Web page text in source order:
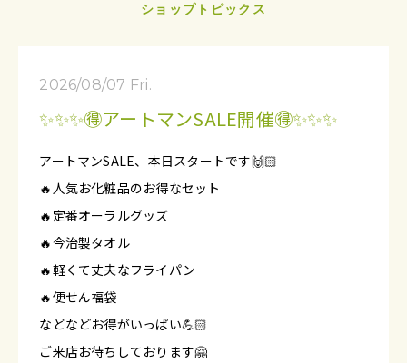
ショップトピックス
2026/08/07 Fri.
✨✨✨🉐アートマンSALE開催🉐✨✨✨
アートマンSALE、本日スタートです🙌🏻
🔥人気お化粧品のお得なセット
🔥定番オーラルグッズ
🔥今治製タオル
🔥軽くて丈夫なフライパン
🔥便せん福袋
などなどお得がいっぱい💪🏻
ご来店お待ちしております🤗